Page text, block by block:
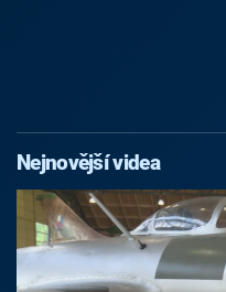
Nejnovější videa